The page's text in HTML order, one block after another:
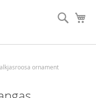
Otsi
ornament